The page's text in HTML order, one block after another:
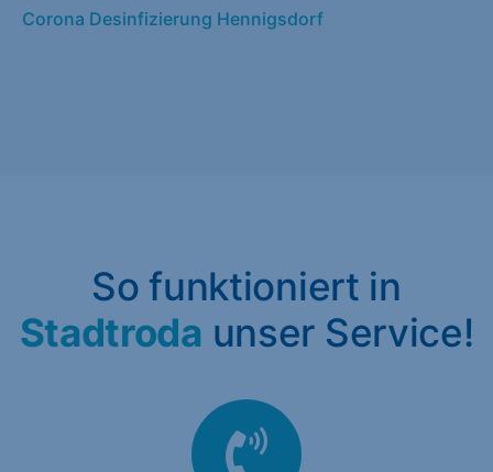
Corona Desinfizierung Hennigsdorf
So funktioniert in
Stadtroda unser Service!